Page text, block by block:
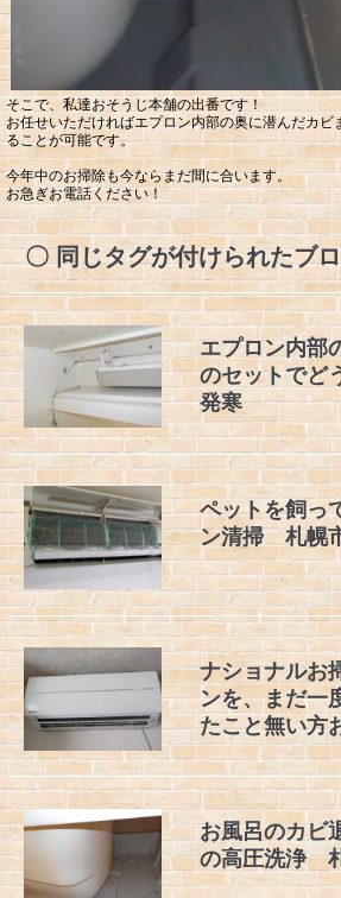
そこで、私達おそうじ本舗の出番です！
お任せいただければエプロン内部の奥に潜んだカビ
ることが可能です。
今年中のお掃除も今ならまだ間に合います。
お急ぎお電話ください！
同じタグが付けられたブ
エプロン内部
のセットで
発寒
ペットを飼っ
ン清掃 札幌
ナショナルお
ンを、まだ一
たこと無い方
お風呂のカ
の高圧洗浄